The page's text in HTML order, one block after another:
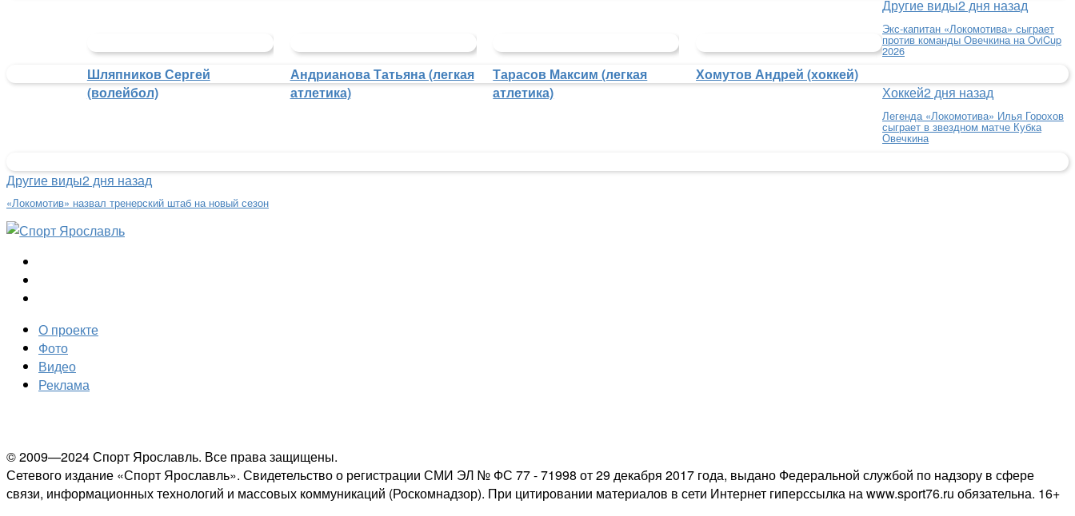
Шляпников Сергей
(волейбол)
Андрианова Татьяна (легкая
атлетика)
Тарасов Максим (легкая
атлетика)
Хомутов Андрей (хоккей)
Другие виды2 дня назад
Экс-капитан «Локомотива» сыграет
против команды Овечкина на OviCup
2026
Хоккей2 дня назад
Легенда «Локомотива» Илья Горохов
сыграет в звездном матче Кубка
Овечкина
Другие виды2 дня назад
«Локомотив» назвал тренерский штаб на новый сезон
О проекте
Фото
Видео
Реклама
© 2009—2024 Спорт Ярославль. Все права защищены.
Сетевого издание «Спорт Ярославль». Свидетельство о регистрации СМИ ЭЛ № ФС 77 - 71998 от 29 декабря 2017 года, выдано Федеральной службой по надзору в сфере
связи, информационных технологий и массовых коммуникаций (Роскомнадзор). При цитировании материалов в сети Интернет гиперссылка на www.sport76.ru обязательна. 16+